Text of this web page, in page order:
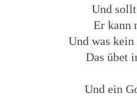
Und
Er kann
Und was kein
Das übet
Und ein